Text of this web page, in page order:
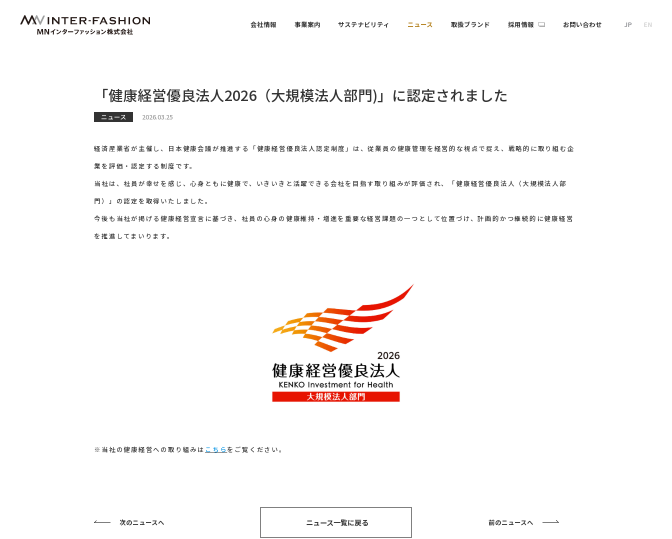
会社情報 事業案内 サステナビリティ ニュース 取扱ブランド 採用情報 お問い合わせ JP EN
「健康経営優良法人2026（大規模法人部門)」に認定されました
ニュース 2026.03.25
経済産業省が主催し、日本健康会議が推進する「健康経営優良法人認定制度」は、従業員の健康管理を経営的な視点で捉え、戦略的に取り組む企
業を評価・認定する制度です。
当社は、社員が幸せを感じ、心身ともに健康で、いきいきと活躍できる会社を目指す取り組みが評価され、「健康経営優良法人（大規模法人部
門）」の認定を取得いたしました。
今後も当社が掲げる健康経営宣言に基づき、社員の心身の健康維持・増進を重要な経営課題の一つとして位置づけ、計画的かつ継続的に健康経営
を推進してまいります。
※当社の健康経営への取り組みは こちら をご覧ください。
前のニュースへ
ニュース一覧に戻る
次のニュースへ